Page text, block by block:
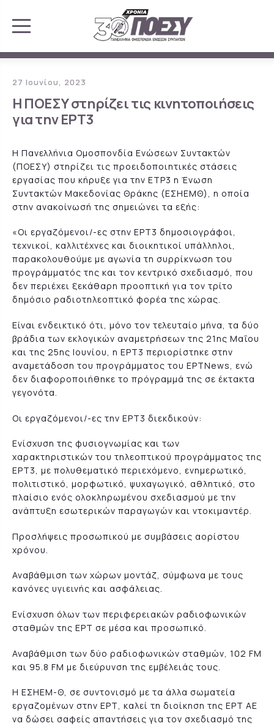
27 Ιουνίου, 2023
Η ΠΟΕΣΥ στηρίζει τις κινητοποιήσεις
για την ΕΡΤ3
Η Πανελλήνια Ομοσπονδία Ενώσεων Συντακτών
(ΠΟΕΣΥ) στηρίζει τις προειδοποιητικές στάσεις
εργασίας που κήρυξε για την ΕΤΡ3 η Ένωση
Συντακτών Μακεδονίας Θράκης (ΕΣΗΕΜΘ), η οποία
στην ανακοίνωσή της σημειώνει τα εξής:
«Οι εργαζόμενοι/-ες στην ΕΡΤ3 δημοσιογράφοι,
τεχνικοί, καλλιτέχνες και διοικητικοί υπάλληλοι,
παρακολουθούμε με αγωνία τη συρρίκνωση του
προγράμματός της και τον κεντρικό σχεδιασμό, που
δεν περιέχει ξεκάθαρη προοπτική για τον τρίτο
δημόσιο ραδιοτηλεοπτικό φορέα της χώρας.
Είναι ενδεικτικό ότι, μόνο τον τελευταίο μήνα, τα δύο
βράδια των εκλογικών αναμετρήσεων της 21ης Μαΐου
και της 25ης Ιουνίου, η ΕΡΤ3 περιορίστηκε στην
αναμετάδοση του προγράμματος του ΕΡΤNews, ενώ
δεν διαφοροποιήθηκε το πρόγραμμά της σε έκτακτα
γεγονότα.
Οι εργαζόμενοι/-ες την ΕΡΤ3 διεκδικούν:
Ενίσχυση της φυσιογνωμίας και των
χαρακτηριστικών του τηλεοπτικού προγράμματος της
ΕΡΤ3, με πολυθεματικό περιεχόμενο, ενημερωτικό,
πολιτιστικό, μορφωτικό, ψυχαγωγικό, αθλητικό, στο
πλαίσιο ενός ολοκληρωμένου σχεδιασμού με την
ανάπτυξη εσωτερικών παραγωγών και ντοκιμαντέρ.
Προσλήψεις προσωπικού με συμβάσεις αορίστου
χρόνου.
Αναβάθμιση των χώρων μοντάζ, σύμφωνα με τους
κανόνες υγιεινής και ασφάλειας.
Ενίσχυση όλων των περιφερειακών ραδιοφωνικών
σταθμών της ΕΡΤ σε μέσα και προσωπικό.
Αναβάθμιση των δύο ραδιοφωνικών σταθμών, 102 FM
και 95.8 FM με διεύρυνση της εμβέλειάς τους.
Η ΕΣΗΕΜ-Θ, σε συντονισμό με τα άλλα σωματεία
εργαζομένων στην ΕΡΤ, καλεί τη διοίκηση της ΕΡΤ ΑΕ
να δώσει σαφείς απαντήσεις για τον σχεδιασμό της